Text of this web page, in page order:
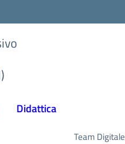
Didattica
Team Digitale